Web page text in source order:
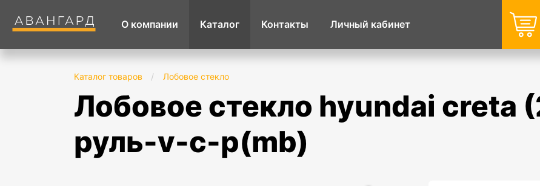
О компании Каталог Контакты Личный кабинет
Каталог товаров / Лобовое стекло
лобовое стекло hyundai creta (2021-) lhd
руль-v-c-p(mb)